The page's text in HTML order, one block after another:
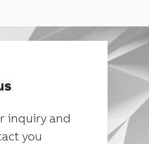
inquiry and
you